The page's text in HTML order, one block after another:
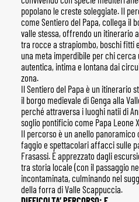
popolano le creste soleggiate. Il
come Sentiero del Papa, collega il
valle stessa, offrendo un itinerario
tra rocce a strapiombo, boschi fitti
una meta imperdibile per chi
autentica, intima e lontana dai
zona.
Il Sentiero del Papa è un itinerario
il borgo medievale di Genga alla
perché attraversa i luoghi natii di
soglio pontificio come Papa Leone
Il percorso è un anello panoramico
faggio e spettacolari affacci sulle
Frasassi. È apprezzato dagli
tra storia locale (con il passaggio
incontaminata, culminando nel
della forra di Valle Scappuccia.